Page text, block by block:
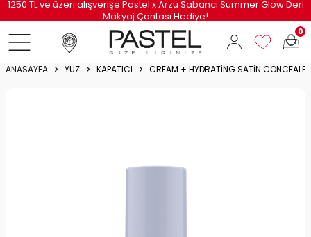
1250 TL ve üzeri alışverişe Pastel x Arzu Sabancı Summer Glow Deri
Makyaj Çantası Hediye!
0
ANASAYFA YÜZ KAPATICI CREAM + HYDRATING SATIN CONCEALER